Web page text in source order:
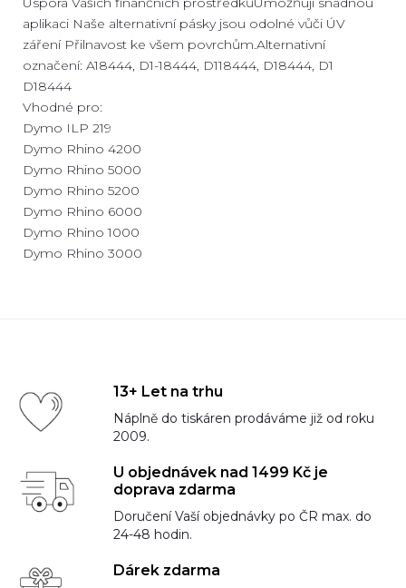
aplikaci Naše alternativní pásky jsou odolné vůči ÚV
záření Přilnavost ke všem povrchům.Alternativní
označení: A18444, D1-18444, D118444, D18444, D1
D18444
Vhodné pro:
Dymo ILP 219
Dymo Rhino 4200
Dymo Rhino 5000
Dymo Rhino 5200
Dymo Rhino 6000
Dymo Rhino 1000
Dymo Rhino 3000
13+ Let na trhu
Náplně do tiskáren prodáváme již od roku
2009.
U objednávek nad 1499 Kč je
doprava zdarma
Doručení Vaší objednávky po ČR max. do
24-48 hodin.
Dárek zdarma